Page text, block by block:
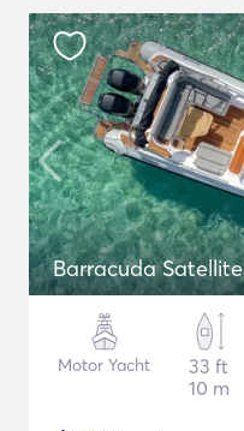
Barracuda Satellite
Motor Yacht
33 ft
10 m